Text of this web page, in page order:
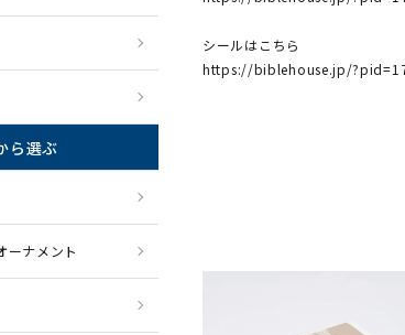
シールはこちら
https://biblehouse.jp/
ら選ぶ
ーナメント